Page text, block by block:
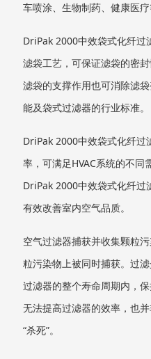
车喷涂、生物制药、健康医疗
DriPak 2000中效袋式化纤过
滤袋工艺，可保证滤袋的密
滤袋的支撑作用也可消除滤
能及袋式过滤器的行业标准。
DriPak 2000中效袋式化纤过
率，可满足HVAC系统的不同
DriPak 2000中效袋式化纤过
有效改善室内空气品质。
空气过滤器捕获并收集颗粒
粒污染物上被同时捕获。过
过滤器的整个寿命周期内，
无法提高过滤器的效率，也
“杀死”。